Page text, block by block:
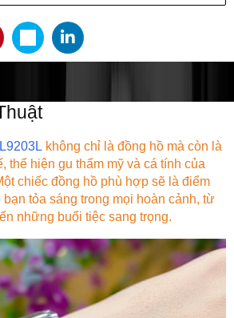
không chỉ là đồng hồ mà còn là
thể hiện gu thẩm mỹ và cá tính của
chiếc đồng hồ phù hợp sẽ là điểm
tỏa sáng trong mọi hoàn cảnh, từ
những buổi tiệc sang trọng.